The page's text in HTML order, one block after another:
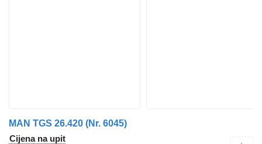
MAN TGS 26.420 (Nr. 6045)
Cijena na upit